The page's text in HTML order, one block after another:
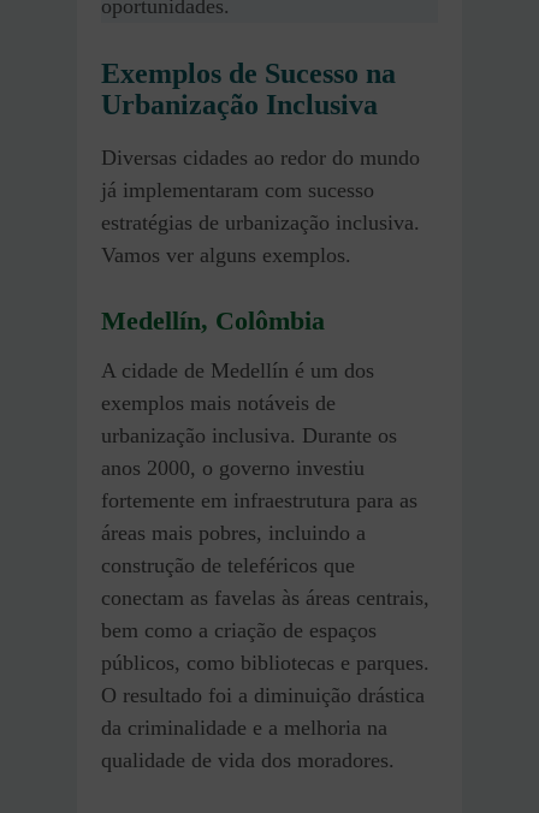
oportunidades.
Exemplos de Sucesso na
Urbanização Inclusiva
Diversas cidades ao redor do mundo
já implementaram com sucesso
estratégias de urbanização inclusiva.
Vamos ver alguns exemplos.
Medellín, Colômbia
A cidade de Medellín é um dos
exemplos mais notáveis de
urbanização inclusiva. Durante os
anos 2000, o governo investiu
fortemente em infraestrutura para as
áreas mais pobres, incluindo a
construção de teleféricos que
conectam as favelas às áreas centrais,
bem como a criação de espaços
públicos, como bibliotecas e parques.
O resultado foi a diminuição drástica
da criminalidade e a melhoria na
qualidade de vida dos moradores.